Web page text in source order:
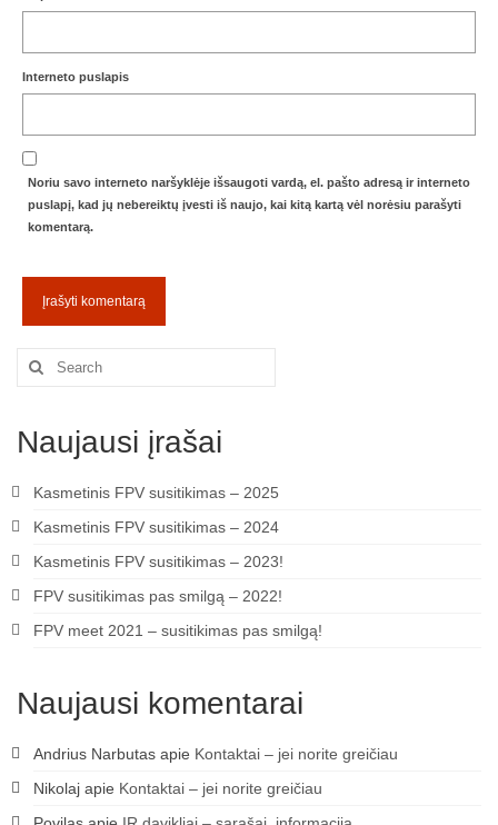
Interneto puslapis
Noriu savo interneto naršyklėje išsaugoti vardą, el. pašto adresą ir interneto
puslapį, kad jų nebereiktų įvesti iš naujo, kai kitą kartą vėl norėsiu parašyti
komentarą.
Search
for:
Naujausi įrašai
Kasmetinis FPV susitikimas – 2025
Kasmetinis FPV susitikimas – 2024
Kasmetinis FPV susitikimas – 2023!
FPV susitikimas pas smilgą – 2022!
FPV meet 2021 – susitikimas pas smilgą!
Naujausi komentarai
Andrius Narbutas apie Kontaktai – jei norite greičiau
Nikolaj apie Kontaktai – jei norite greičiau